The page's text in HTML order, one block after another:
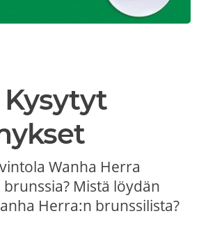
Kysytyt
Wanha Herra
Mistä löydän
Herra:n brunssilista?